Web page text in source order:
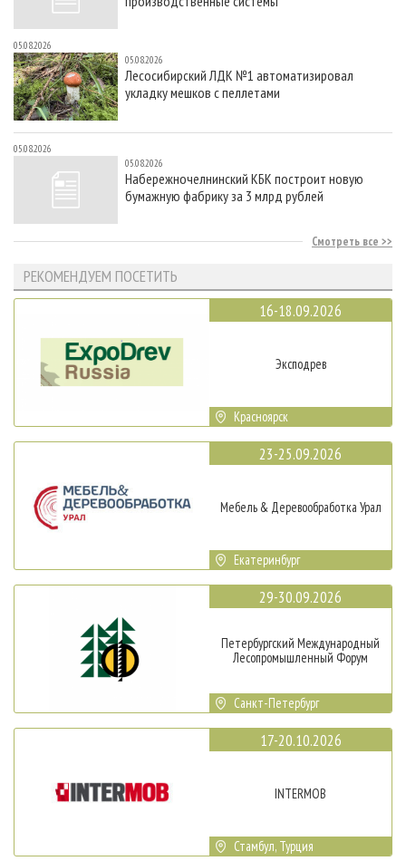
05.08.2026
05.08.2026
Лесосибирский ЛДК №1 автоматизировал
укладку мешков с пеллетами
05.08.2026
05.08.2026
Набережночелнинский КБК построит новую
бумажную фабрику за 3 млрд рублей
Смотреть все
РЕКОМЕНДУЕМ ПОСЕТИТЬ
16-18.09.2026
Эксподрев
Красноярск
23-25.09.2026
Мебель & Деревообработка Урал
Екатеринбург
29-30.09.2026
Петербургский Международный
Лесопромышленный Форум
Санкт-Петербург
17-20.10.2026
INTERMOB
Стамбул, Турция